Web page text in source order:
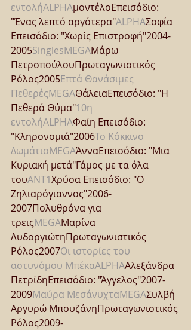
εντολήALPHAμοντέλοΕπεισόδιο:
"Ένας λεπτό αργότερα"ALPHAΣοφία
Επεισόδιο: "Χωρίς Επιστροφή"2004-
2005SinglesMEGAΜάρω
ΠετροπούλουΠρωταγωνιστικός
Ρόλος2005Επτά Θανάσιμες
ΠεθερέςMEGAΘάλειαΕπεισόδιο: "Η
Πεθερά Θύμα"10η
εντολήALPHAΦαίη Επεισόδιο:
"Κληρονομιά"2006Το Κόκκινο
ΔωμάτιοMEGAΆνναΕπεισόδιο: "Μια
Κυριακή μετά"Γάμος με τα όλα
τουANT1Χρύσα Επεισόδιο: "Ο
Ζηλιαρόγιαννος"2006-
2007Πολυθρόνα για
τρειςMEGAΜαρίνα
ΛυδοργιώτηΠρωταγωνιστικός
Ρόλος2007Οι ιστορίες του
αστυνόμου ΜπέκαALPHAΑλεξάνδρα
ΠετρίδηΕπεισόδιο: "Άγγελος"2007-
2009Μαύρα ΜεσάνυχταMEGAΣυλβή
Αργυρώ ΜπουζάνηΠρωταγωνιστικός
Ρόλος2009-